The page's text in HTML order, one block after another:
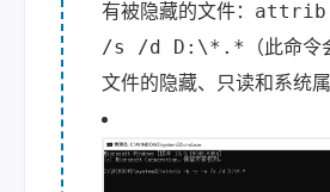
有被隐藏的文件：
/s /d D:\*.* （此命
文件的隐藏、只读和系统属